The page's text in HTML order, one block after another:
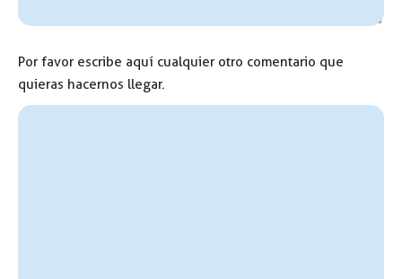
Por favor escribe aquí cualquier otro comentario que
quieras hacernos llegar.